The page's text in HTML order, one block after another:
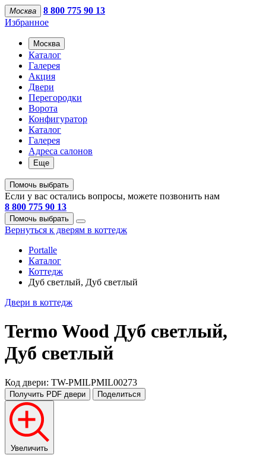
Москва
8 800 775 90 13
Избранное
Москва
Каталог
Галерея
Акция
Двери
Перегородки
Ворота
Конфигуратор
Каталог
Галерея
Адреса салонов
Еще
Помочь выбрать
Если у вас остались вопросы, можете позвонить нам
8 800 775 90 13
Помочь выбрать
Вернуться к дверям в коттедж
Portalle
Каталог
Коттедж
Дуб светлый, Дуб светлый
Двери в коттедж
Termo Wood Дуб светлый,
Дуб светлый
Код двери: TW-PMILPMIL00273
Получить PDF двери Поделиться
Увеличить